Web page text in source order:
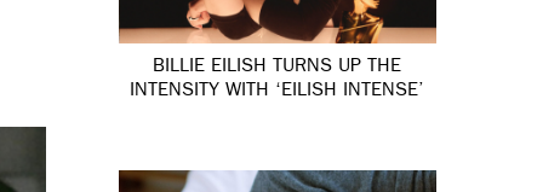
BILLIE EILISH TURNS UP THE
INTENSITY WITH ‘EILISH INTENSE’